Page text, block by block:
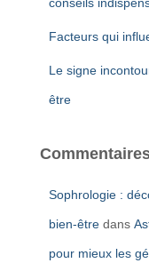
Facteurs qui
Le signe
être
Sophrologie :
bien-être dans
pour mieux les